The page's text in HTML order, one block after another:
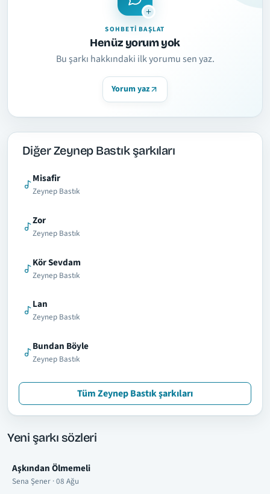
SOHBETI BAŞLAT
Henüz yorum yok
Bu şarkı hakkındaki ilk yorumu sen yaz.
Yorum yaz
Diğer Zeynep Bastık şarkıları
Misafir
Zeynep Bastık
Zor
Zeynep Bastık
Kör Sevdam
Zeynep Bastık
Lan
Zeynep Bastık
Bundan Böyle
Zeynep Bastık
Tüm Zeynep Bastık şarkıları
Yeni şarkı sözleri
Aşkından Ölmemeli
Sena Şener · 08 Ağu